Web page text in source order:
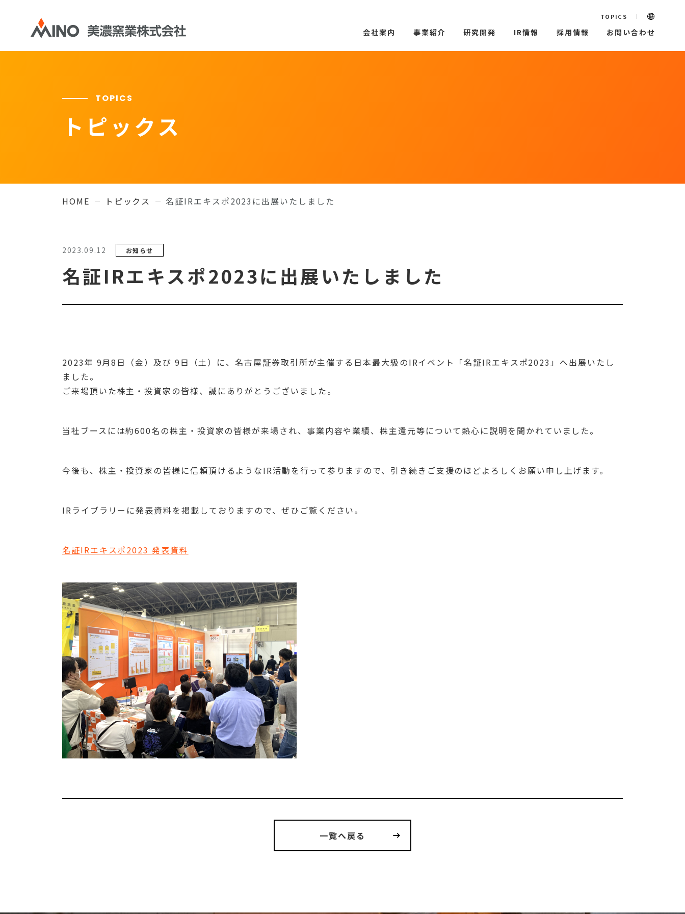
会社案内 事業紹介 研究開発 IR情報 採用情報 お問い合わせ
TOPICS
TOPICS
トピックス
HOME トピックス 名証IRエキスポ2023に出展いたしました
2023.09.12 お知らせ
名証IRエキスポ2023に出展いたしました
2023年 9月8日（金）及び 9日（土）に、名古屋証券取引所が主催する日本最大級のIRイベント「名証IRエキスポ2023」へ出展いたし
ました。
ご来場頂いた株主・投資家の皆様、誠にありがとうございました。
当社ブースには約600名の株主・投資家の皆様が来場され、事業内容や業績、株主還元等について熱心に説明を聞かれていました。
今後も、株主・投資家の皆様に信頼頂けるようなIR活動を行って参りますので、引き続きご支援のほどよろしくお願い申し上げます。
IRライブラリーに発表資料を掲載しておりますので、ぜひご覧ください。
名証IRエキスポ2023 発表資料
一覧へ戻る